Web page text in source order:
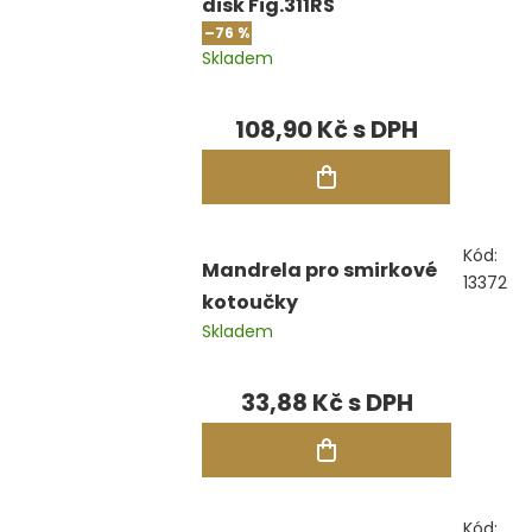
–76 %
Skladem
108,90 Kč
Mandrela pro smirkové
kotoučky
Skladem
33,88 Kč
Kód:
13372